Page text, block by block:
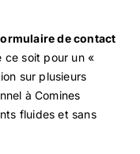
de contact
ce soit pour un «
sur plusieurs
à Comines
fluides et sans